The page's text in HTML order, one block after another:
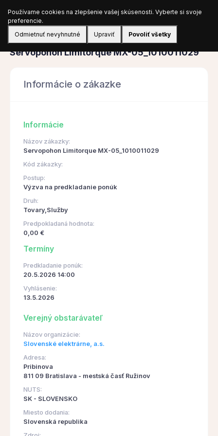
Prihlásiť sa
Obstarávanie
Servopohon Limitorque MX-05_1010011029
Informácie o zákazke
Informácie
Názov zákazky:
Servopohon Limitorque MX-05_1010011029
Kód zákazky:
Postup:
Výzva na predkladanie ponúk
Druh:
Tovary,Služby
Predpokladaná hodnota:
0,00 €
Termíny
Predkladanie ponúk:
20.5.2026 14:00
Vyhlásenie:
13.5.2026
Verejný obstarávateľ
Názov organizácie:
Slovenské elektrárne, a.s.
Adresa:
Pribinova
811 09 Bratislava - mestská časť Ružinov
NUTS:
SK - SLOVENSKO
Miesto dodania:
Slovenská republika
Používame cookies na zlepšenie vašej skúsenosti. Vyberte si svoje
preferencie.
Odmietnuť nevyhnutné
Upraviť Povoliť všetky